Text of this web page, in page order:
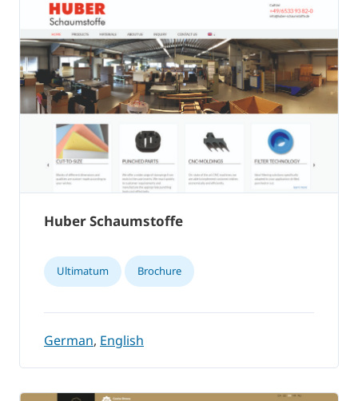
Huber Schaumstoffe
Ultimatum Brochure
German, English